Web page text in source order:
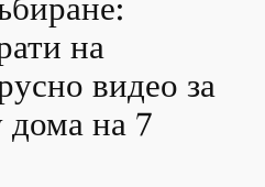
на
видео за
дома на 7